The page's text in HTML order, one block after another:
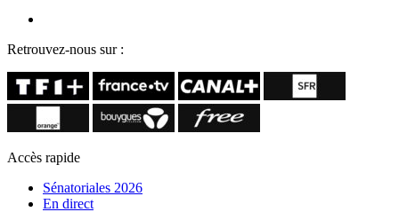
Retrouvez-nous sur :
Accès rapide
Sénatoriales 2026
En direct